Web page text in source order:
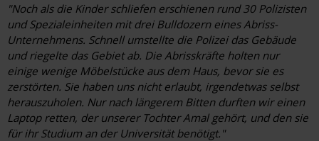
"Noch als die Kinder schliefen erschienen rund 30 Polizisten
und Spezialeinheiten mit drei Bulldozern eines Abriss-
Unternehmens. Schnell umstellte die Polizei das Gebäude
und riegelte das Gebiet ab. Die Abrisskräfte holten nur
einige wenige Möbelstücke aus dem Haus, bevor sie es
zerstörten. Sie haben uns nicht erlaubt, irgendetwas selbst
herauszuholen. Nur nach längerem Bitten durften wir einen
Laptop retten, der unserer Tochter Amal gehört, und den sie
für ihr Studium an der Universität benötigt."